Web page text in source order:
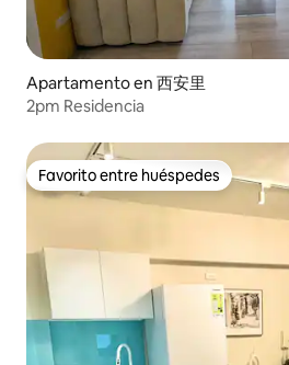
Apartamento en 西安里
2pm Residencia
Favorito entre huéspedes
Favorito entre huéspedes